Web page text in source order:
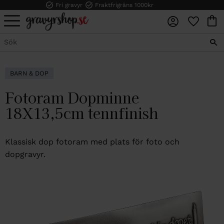
Meny
Fri gravyr Fraktfrigräns 1000kr
BARN & DOP
Fotoram Dopminne
18X13,5cm tennfinish
Klassisk dop fotoram med plats för foto och
dopgravyr.